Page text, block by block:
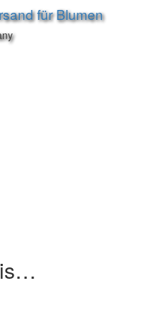
für Blumen